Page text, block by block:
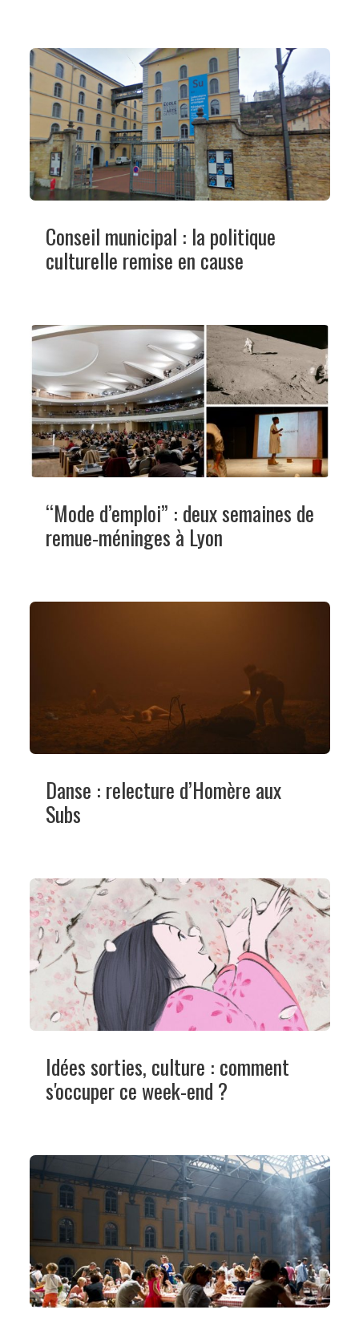
Conseil municipal : la politique
culturelle remise en cause
“Mode d’emploi” : deux semaines de
remue-méninges à Lyon
Danse : relecture d’Homère aux
Subs
Idées sorties, culture : comment
s'occuper ce week-end ?